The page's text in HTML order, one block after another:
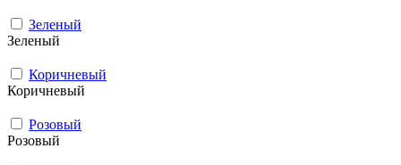
Зеленый
Зеленый
Коричневый
Коричневый
Розовый
Розовый